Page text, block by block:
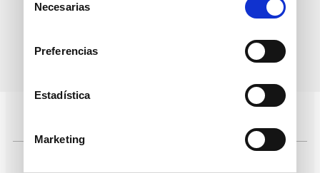
deNecesarias
Preferencias
Estadística
Marketing